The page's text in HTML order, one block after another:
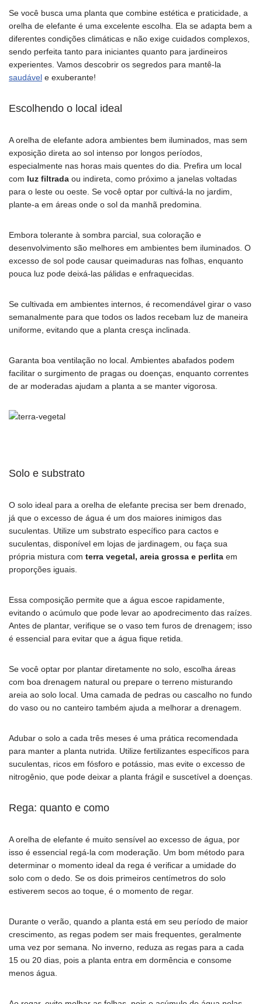
Se você busca uma planta que combine estética e praticidade, a
orelha de elefante é uma excelente escolha. Ela se adapta bem a
diferentes condições climáticas e não exige cuidados complexos,
sendo perfeita tanto para iniciantes quanto para jardineiros
experientes. Vamos descobrir os segredos para mantê-la
saudável e exuberante!
Escolhendo o local ideal
A orelha de elefante adora ambientes bem iluminados, mas sem
exposição direta ao sol intenso por longos períodos,
especialmente nas horas mais quentes do dia. Prefira um local
com luz filtrada ou indireta, como próximo a janelas voltadas
para o leste ou oeste. Se você optar por cultivá-la no jardim,
plante-a em áreas onde o sol da manhã predomina.
Embora tolerante à sombra parcial, sua coloração e
desenvolvimento são melhores em ambientes bem iluminados. O
excesso de sol pode causar queimaduras nas folhas, enquanto
pouca luz pode deixá-las pálidas e enfraquecidas.
Se cultivada em ambientes internos, é recomendável girar o vaso
semanalmente para que todos os lados recebam luz de maneira
uniforme, evitando que a planta cresça inclinada.
Garanta boa ventilação no local. Ambientes abafados podem
facilitar o surgimento de pragas ou doenças, enquanto correntes
de ar moderadas ajudam a planta a se manter vigorosa.
Solo e substrato
O solo ideal para a orelha de elefante precisa ser bem drenado,
já que o excesso de água é um dos maiores inimigos das
suculentas. Utilize um substrato específico para cactos e
suculentas, disponível em lojas de jardinagem, ou faça sua
própria mistura com terra vegetal, areia grossa e perlita em
proporções iguais.
Essa composição permite que a água escoe rapidamente,
evitando o acúmulo que pode levar ao apodrecimento das raízes.
Antes de plantar, verifique se o vaso tem furos de drenagem; isso
é essencial para evitar que a água fique retida.
Se você optar por plantar diretamente no solo, escolha áreas
com boa drenagem natural ou prepare o terreno misturando
areia ao solo local. Uma camada de pedras ou cascalho no fundo
do vaso ou no canteiro também ajuda a melhorar a drenagem.
Adubar o solo a cada três meses é uma prática recomendada
para manter a planta nutrida. Utilize fertilizantes específicos para
suculentas, ricos em fósforo e potássio, mas evite o excesso de
nitrogênio, que pode deixar a planta frágil e suscetível a doenças.
Rega: quanto e como
A orelha de elefante é muito sensível ao excesso de água, por
isso é essencial regá-la com moderação. Um bom método para
determinar o momento ideal da rega é verificar a umidade do
solo com o dedo. Se os dois primeiros centímetros do solo
estiverem secos ao toque, é o momento de regar.
Durante o verão, quando a planta está em seu período de maior
crescimento, as regas podem ser mais frequentes, geralmente
uma vez por semana. No inverno, reduza as regas para a cada
15 ou 20 dias, pois a planta entra em dormência e consome
menos água.